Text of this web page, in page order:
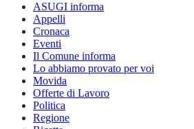
ASUGI informa
Appelli
Cronaca
Eventi
Il Comune informa
Lo abbiamo provato per voi
Movida
Offerte di Lavoro
Politica
Regione